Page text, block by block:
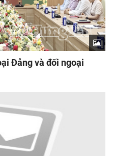
Đảng và đối ngoại